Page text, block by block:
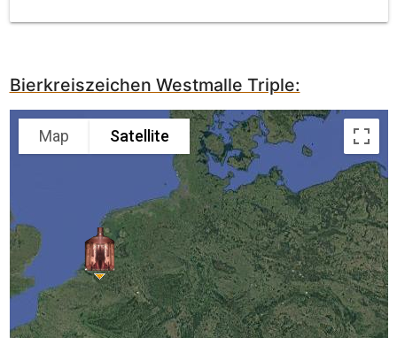
Bierkreiszeichen Westmalle Triple:
Map Satellite